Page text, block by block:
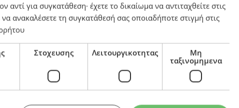
του μελανώματος και όγκων στο πάγκρεας και τον
αντί για συγκατάθεση· έχετε το δικαίωμα να αντιταχθείτε στις
ανακαλέσετε τη συγκατάθεσή σας οποιαδήποτε στιγμή στις
Στοχευσης Λειτουργικοτητας
Μη
ταξινομημενα